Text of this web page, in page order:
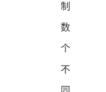
制
数
个
不